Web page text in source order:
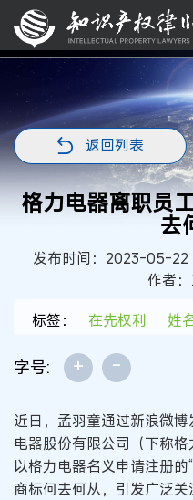
返回列表
格力电器离职员
去
发布时间：2023-05-22
作者
标签：
在先权利 姓
字号: + -
近日，孟羽童通过新浪微
电器股份有限公司（下称格
以格力电器名义申请注册的
商标何去何从，引发广泛关